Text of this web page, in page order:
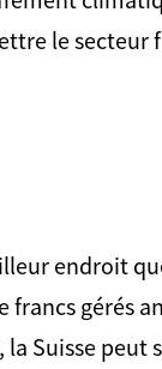
le secteur
endroit
francs gérés
Suisse peut